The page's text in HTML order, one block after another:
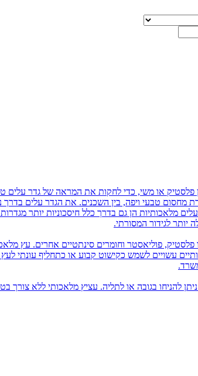
פלסטיק או משי, כדי לחקות את המראה של גדר עלים
מחסום טבעי ויפה, בין השכנים. את הגדר עלים
מלאכותיות הן גם בדרך כלל חיסכוניות יותר
יותר לגידור המסורתי.
פוליאסטר וחומרים סינתטיים אחרים. עץ
עשויים לשמש כקישוט קבוע או כתחליף עונתי
בשונה מעץ מלאכותי, הוא מגיע עד כגובה 80 ס”מ, ניתן להניחו בגובה או לתליה. עציץ